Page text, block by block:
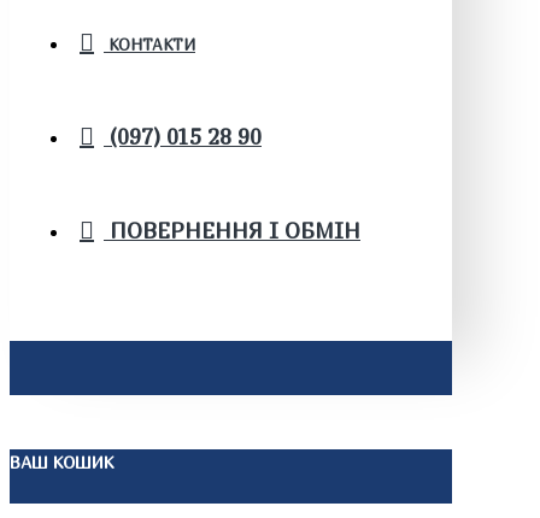
КОНТАКТИ
(097) 015 28 90
ПОВЕРНЕННЯ І ОБМІН
ВАШ КОШИК